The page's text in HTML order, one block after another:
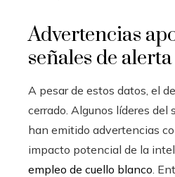
Advertencias
señales de
A pesar de estos datos, el
cerrado. Algunos líderes del
han emitido advertencias
impacto potencial de la
empleo de cuello blanco .